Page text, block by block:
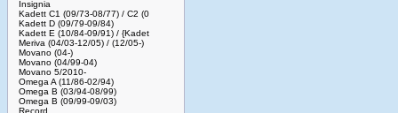
Insignia
Kadett C1 (09/73-08/77) / C2 (0
Kadett D (09/79-09/84)
Kadett E (10/84-09/91) / {Kadet
Meriva (04/03-12/05) / (12/05-)
Movano (04-)
Movano (04/99-04)
Movano 5/2010-
Omega A (11/86-02/94)
Omega B (03/94-08/99)
Omega B (09/99-09/03)
Record